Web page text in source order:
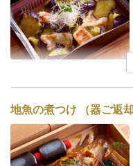
地魚の煮つけ （器ご返